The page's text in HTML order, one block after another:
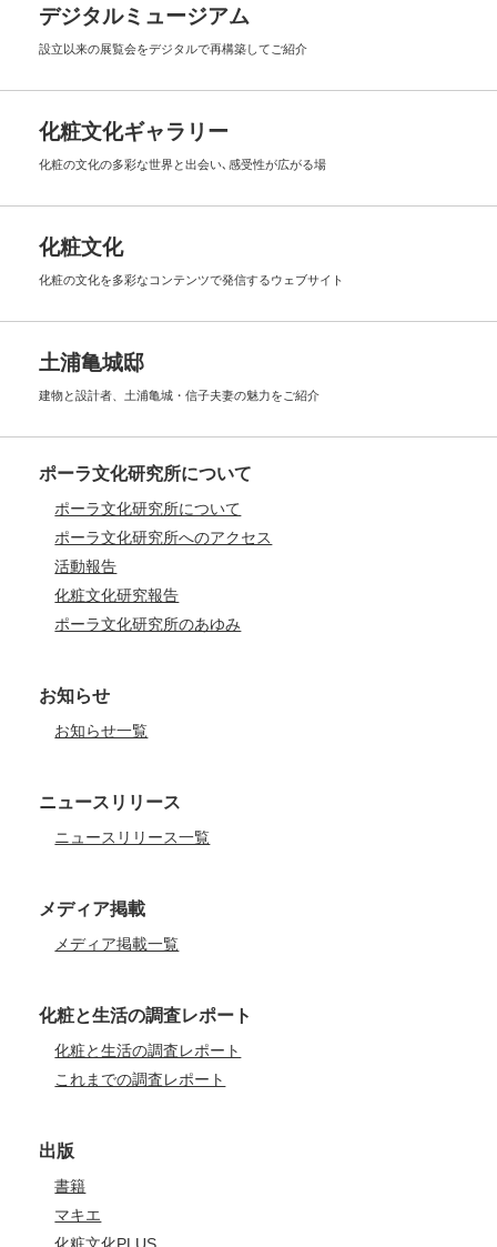
デジタルミュージアム
設立以来の展覧会をデジタルで再構築してご紹介
化粧文化ギャラリー
化粧の文化の多彩な世界と出会い､ 感受性が広がる場
化粧文化
化粧の文化を多彩なコンテンツで発信するウェブサイト
土浦亀城邸
建物と設計者、土浦亀城・信子夫妻の魅力をご紹介
ポーラ文化研究所について
ポーラ文化研究所について
ポーラ文化研究所へのアクセス
活動報告
化粧文化研究報告
ポーラ文化研究所のあゆみ
お知らせ
お知らせ一覧
ニュースリリース
ニュースリリース一覧
メディア掲載
メディア掲載一覧
化粧と生活の調査レポート
化粧と生活の調査レポート
これまでの調査レポート
出版
書籍
マキエ
化粧文化PLUS